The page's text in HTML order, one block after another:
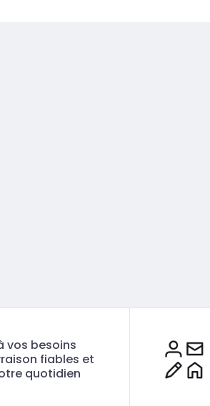
vos besoins
fiables et
quotidien